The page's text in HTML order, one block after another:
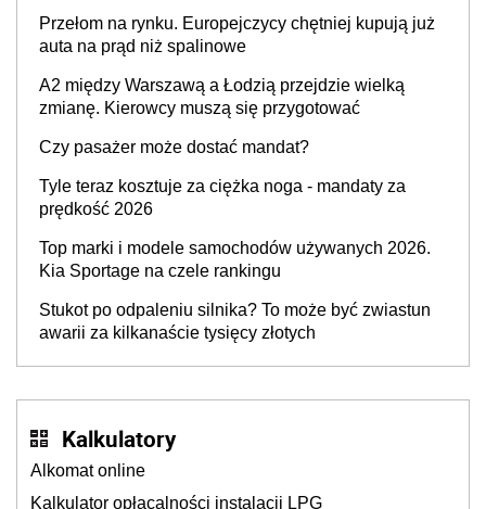
Przełom na rynku. Europejczycy chętniej kupują już
auta na prąd niż spalinowe
A2 między Warszawą a Łodzią przejdzie wielką
zmianę. Kierowcy muszą się przygotować
Czy pasażer może dostać mandat?
Tyle teraz kosztuje za ciężka noga - mandaty za
prędkość 2026
Top marki i modele samochodów używanych 2026.
Kia Sportage na czele rankingu
Stukot po odpaleniu silnika? To może być zwiastun
awarii za kilkanaście tysięcy złotych
Kalkulatory
Alkomat online
Kalkulator opłacalności instalacji LPG